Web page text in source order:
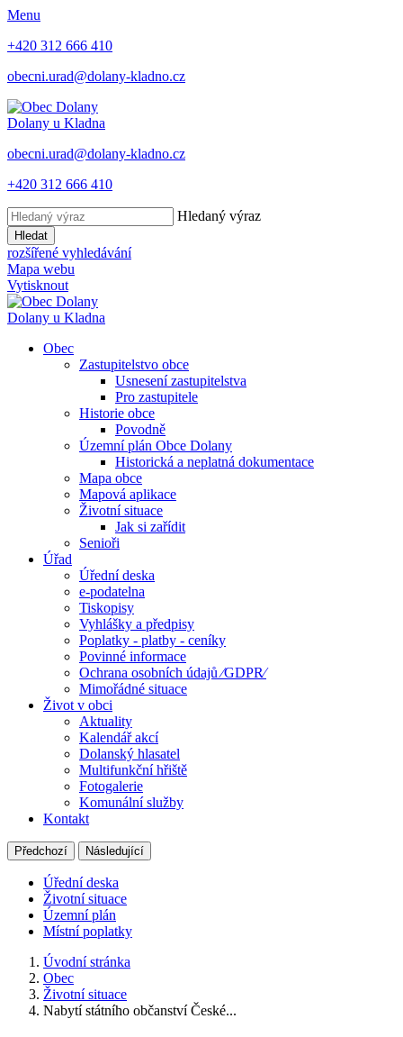
Menu
+420 312 666 410
obecni.urad@dolany-kladno.cz
Dolany u Kladna
obecni.urad@dolany-kladno.cz
+420 312 666 410
Hledaný výraz
Hledat
rozšířené vyhledávání
Mapa webu
Vytisknout
Dolany u Kladna
Obec
Zastupitelstvo obce
Usnesení zastupitelstva
Pro zastupitele
Historie obce
Povodně
Územní plán Obce Dolany
Historická a neplatná dokumentace
Mapa obce
Mapová aplikace
Životní situace
Jak si zařídit
Senioři
Úřad
Úřední deska
e-podatelna
Tiskopisy
Vyhlášky a předpisy
Poplatky - platby - ceníky
Povinné informace
Ochrana osobních údajů ⁄GDPR⁄
Mimořádné situace
Život v obci
Aktuality
Kalendář akcí
Dolanský hlasatel
Multifunkční hřiště
Fotogalerie
Komunální služby
Kontakt
Předchozí Následující
Úřední deska
Životní situace
Územní plán
Místní poplatky
Úvodní stránka
Obec
Životní situace
Nabytí státního občanství České...